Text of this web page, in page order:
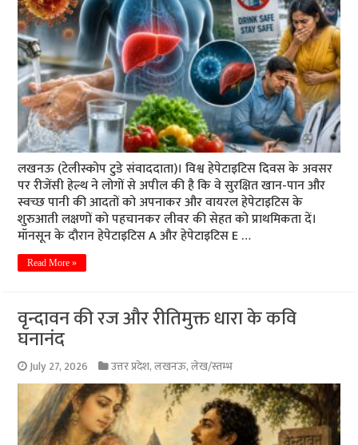
लखनऊ (टेलीस्कोप टुडे संवाददाता)। विश्व हेपेटाइटिस दिवस के अवसर
पर रीजेंसी हेल्थ ने लोगों से अपील की है कि वे सुरक्षित खान-पान और
स्वच्छ पानी की आदतों को अपनाकर और वायरल हेपेटाइटिस के
शुरुआती लक्षणों को पहचानकर लीवर की सेहत को प्राथमिकता दें।
मॉनसून के दौरान हेपेटाइटिस A और हेपेटाइटिस E …
Read More »
वृन्दावन की रज और रीतिमुक्त धारा के कवि
घनानंद
July 27, 2026 उत्तर प्रदेश,लखनऊ,लेख/स्तम्भ